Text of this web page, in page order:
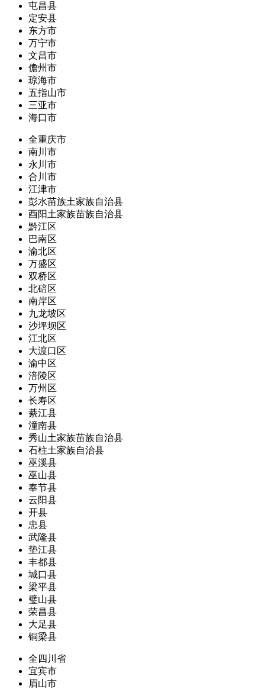
屯昌县
定安县
东方市
万宁市
文昌市
儋州市
琼海市
五指山市
三亚市
海口市
全重庆市
南川市
永川市
合川市
江津市
彭水苗族土家族自治县
酉阳土家族苗族自治县
黔江区
巴南区
渝北区
万盛区
双桥区
北碚区
南岸区
九龙坡区
沙坪坝区
江北区
大渡口区
渝中区
涪陵区
万州区
长寿区
綦江县
潼南县
秀山土家族苗族自治县
石柱土家族自治县
巫溪县
巫山县
奉节县
云阳县
开县
忠县
武隆县
垫江县
丰都县
城口县
梁平县
璧山县
荣昌县
大足县
铜梁县
全四川省
宜宾市
眉山市